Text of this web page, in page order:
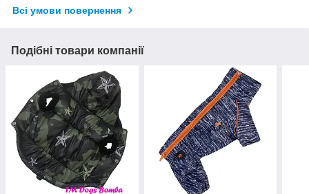
Всі умови повернення
Подібні товари компанії